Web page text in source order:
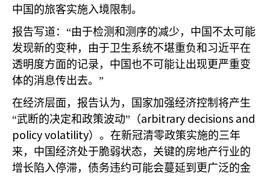
中国的旅客实施入境限制。
报告写道：“由于检测和测序的减少，中国不太可能
发现新的变种，由于卫生系统不堪重负和习近平在
透明度方面的记录，中国也不可能让出现更严重变
体的消息传出去。”
在经济层面，报告认为，国家加强经济控制将产生
“武断的决定和政策波动”（arbitrary decisions and
policy volatility）。在新冠清零政策实施的三年
来，中国经济处于脆弱状态，关键的房地产行业的
增长陷入停滞，债务违约可能会蔓延到更广泛的金